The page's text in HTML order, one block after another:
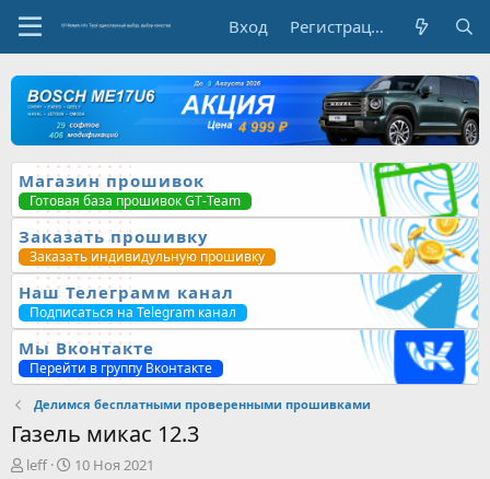
Вход Регистрация
Магазин прошивок
Готовая база прошивок GT-Team
Заказать прошивку
Заказать индивидульную прошивку
Наш Телеграмм канал
Подписаться на Telegram канал
Мы Вконтакте
Перейти в группу Вконтакте
Делимся бесплатными проверенными прошивками
Газель микас 12.3
А
leff
Д
10 Ноя 2021